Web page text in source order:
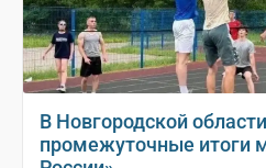
В Новгородской
промежуточные итоги